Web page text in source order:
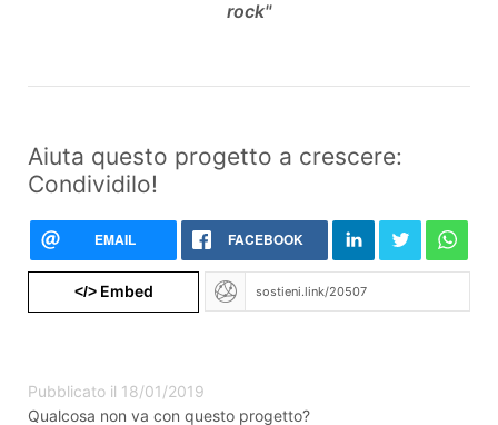
rock"
Aiuta questo progetto a crescere:
Condividilo!
EMAIL FACEBOOK
</>Embed
Pubblicato il 18/01/2019
Qualcosa non va con questo progetto?